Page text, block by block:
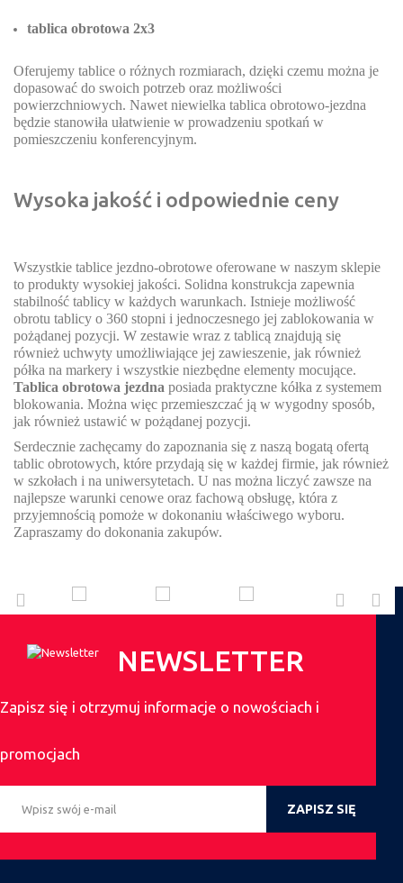
tablica obrotowa 2x3
Oferujemy tablice o różnych rozmiarach, dzięki czemu można je
dopasować do swoich potrzeb oraz możliwości
powierzchniowych. Nawet niewielka tablica obrotowo-jezdna
będzie stanowiła ułatwienie w prowadzeniu spotkań w
pomieszczeniu konferencyjnym.
Wysoka jakość i odpowiednie ceny
Wszystkie tablice jezdno-obrotowe oferowane w naszym sklepie
to produkty wysokiej jakości. Solidna konstrukcja zapewnia
stabilność tablicy w każdych warunkach. Istnieje możliwość
obrotu tablicy o 360 stopni i jednoczesnego jej zablokowania w
pożądanej pozycji. W zestawie wraz z tablicą znajdują się
również uchwyty umożliwiające jej zawieszenie, jak również
półka na markery i wszystkie niezbędne elementy mocujące.
Tablica obrotowa jezdna posiada praktyczne kółka z systemem
blokowania. Można więc przemieszczać ją w wygodny sposób,
jak również ustawić w pożądanej pozycji.
Serdecznie zachęcamy do zapoznania się z naszą bogatą ofertą
tablic obrotowych, które przydają się w każdej firmie, jak również
w szkołach i na uniwersytetach. U nas można liczyć zawsze na
najlepsze warunki cenowe oraz fachową obsługę, która z
przyjemnością pomoże w dokonaniu właściwego wyboru.
Zapraszamy do dokonania zakupów.
NEWSLETTER
Zapisz się i otrzymuj informacje o nowościach i
promocjach
ZAPISZ SIĘ